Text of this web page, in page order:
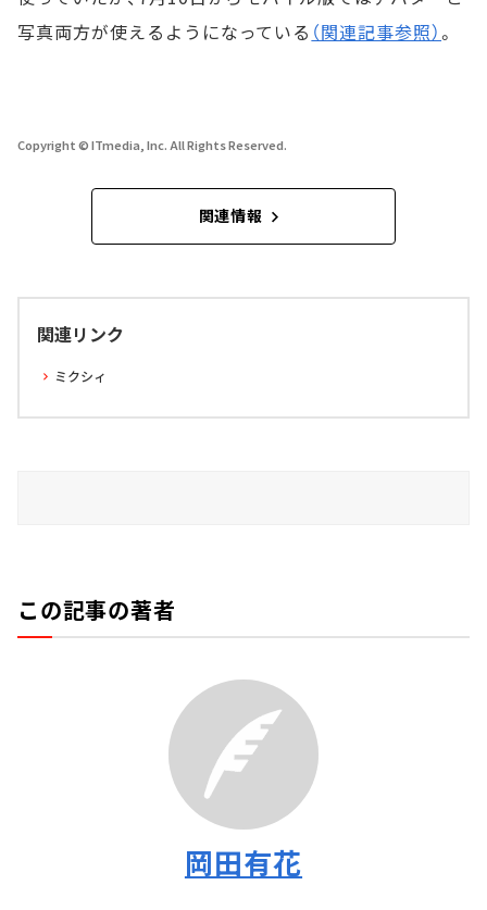
写真両方が使えるようになっている （関連記事参照）。
Copyright © ITmedia, Inc. All Rights Reserved.
関連情報
関連リンク
ミクシィ
この記事の著者
岡田有花